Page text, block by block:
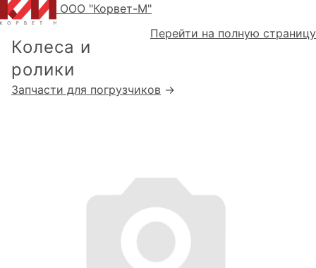
ООО "Корвет-М"
Перейти на полную страницу
Колеса и
ролики
Запчасти для погрузчиков →